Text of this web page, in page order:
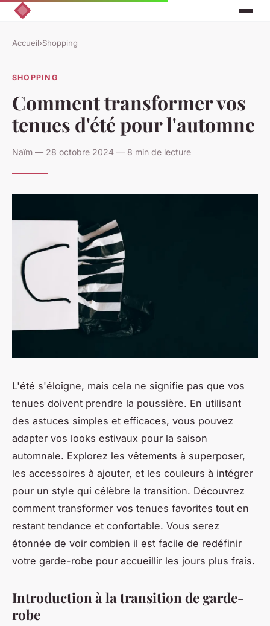
Accueil›Shopping
SHOPPING
Comment transformer vos
tenues d'été pour l'automne
Naïm — 28 octobre 2024 — 8 min de lecture
L'été s'éloigne, mais cela ne signifie pas que vos
tenues doivent prendre la poussière. En utilisant
des astuces simples et efficaces, vous pouvez
adapter vos looks estivaux pour la saison
automnale. Explorez les vêtements à superposer,
les accessoires à ajouter, et les couleurs à intégrer
pour un style qui célèbre la transition. Découvrez
comment transformer vos tenues favorites tout en
restant tendance et confortable. Vous serez
étonnée de voir combien il est facile de redéfinir
votre garde-robe pour accueillir les jours plus frais.
Introduction à la transition de garde-
robe